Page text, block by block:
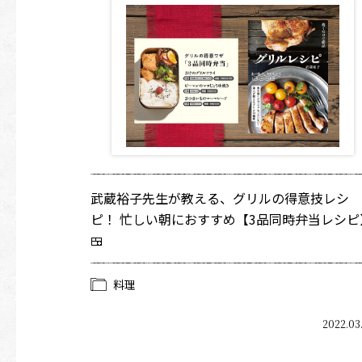
武蔵裕子先生が教える、グリルの得意技レシ
ピ！ 忙しい朝におすすめ【3品同時弁当レシピ
🍱
料理